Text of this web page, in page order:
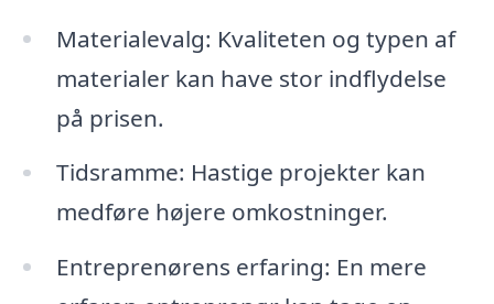
Materialevalg: Kvaliteten og typen af
materialer kan have stor indflydelse
på prisen.
Tidsramme: Hastige projekter kan
medføre højere omkostninger.
Entreprenørens erfaring: En mere